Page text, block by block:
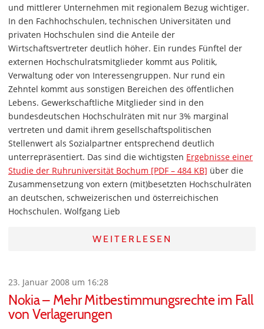
und mittlerer Unternehmen mit regionalem Bezug wichtiger.
In den Fachhochschulen, technischen Universitäten und
privaten Hochschulen sind die Anteile der
Wirtschaftsvertreter deutlich höher. Ein rundes Fünftel der
externen Hochschulratsmitglieder kommt aus Politik,
Verwaltung oder von Interessengruppen. Nur rund ein
Zehntel kommt aus sonstigen Bereichen des öffentlichen
Lebens. Gewerkschaftliche Mitglieder sind in den
bundesdeutschen Hochschulräten mit nur 3% marginal
vertreten und damit ihrem gesellschaftspolitischen
Stellenwert als Sozialpartner entsprechend deutlich
unterrepräsentiert. Das sind die wichtigsten Ergebnisse einer
Studie der Ruhruniversität Bochum [PDF – 484 KB] über die
Zusammensetzung von extern (mit)besetzten Hochschulräten
an deutschen, schweizerischen und österreichischen
Hochschulen. Wolfgang Lieb
WEITERLESEN
23. Januar 2008 um 16:28
Nokia – Mehr Mitbestimmungsrechte im Fall
von Verlagerungen